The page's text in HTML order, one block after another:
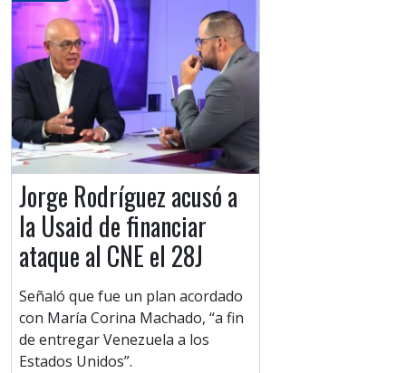
Jorge Rodríguez acusó a
la Usaid de financiar
ataque al CNE el 28J
Señaló que fue un plan acordado
con María Corina Machado, “a fin
de entregar Venezuela a los
Estados Unidos”.